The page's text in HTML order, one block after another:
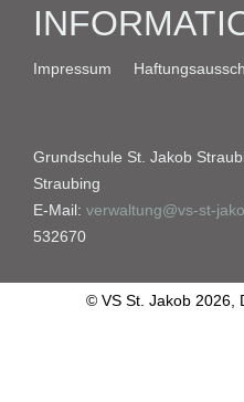
Impressum
Grundschule St. Jakob
Straubing
E-Mail: verwaltung@vs-st-
532670
© VS St. Jakob 2026,